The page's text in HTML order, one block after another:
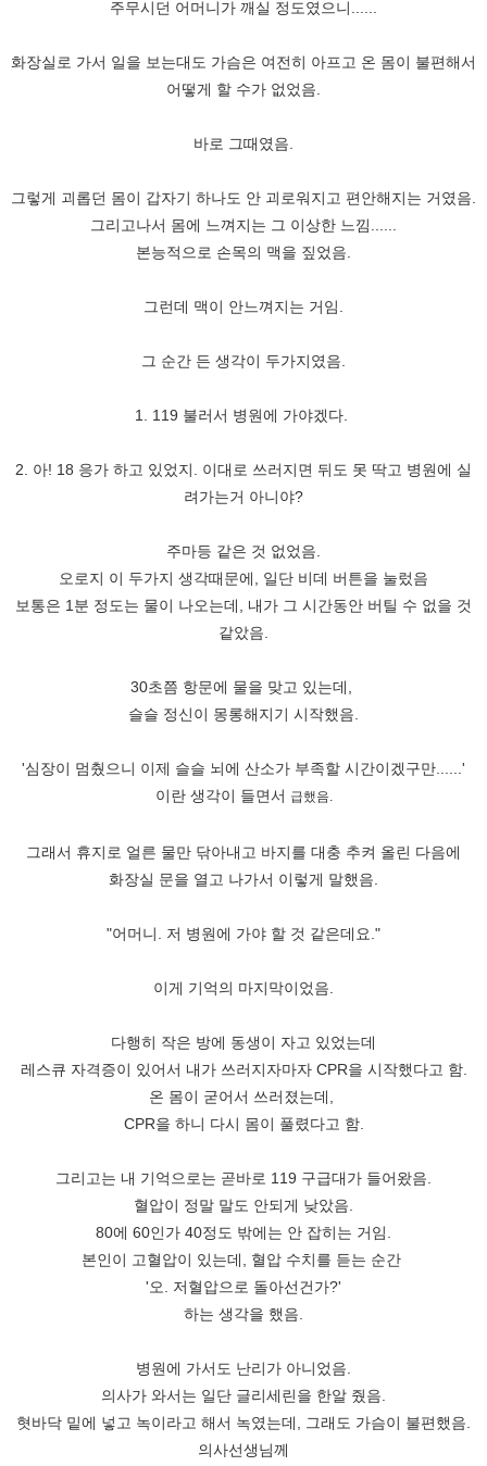
주무시던 어머니가 깨실 정도였으니......
화장실로 가서 일을 보는대도 가슴은 여전히 아프고 온 몸이 불편해서
어떻게 할 수가 없었음.
바로 그때였음.
그렇게 괴롭던 몸이 갑자기 하나도 안 괴로워지고 편안해지는 거였음.
그리고나서 몸에 느껴지는 그 이상한 느낌......
본능적으로 손목의 맥을 짚었음.
그런데 맥이 안느껴지는 거임.
그 순간 든 생각이 두가지였음.
1. 119 불러서 병원에 가야겠다.
2. 아! 18 응가 하고 있었지. 이대로 쓰러지면 뒤도 못 딱고 병원에 실
려가는거 아니야?
주마등 같은 것 없었음.
오로지 이 두가지 생각때문에, 일단 비데 버튼을 눌렀음
보통은 1분 정도는 물이 나오는데, 내가 그 시간동안 버틸 수 없을 것
같았음.
30초쯤 항문에 물을 맞고 있는데,
슬슬 정신이 몽롱해지기 시작했음.
'심장이 멈췄으니 이제 슬슬 뇌에 산소가 부족할 시간이겠구만......'
이란 생각이 들면서 급했음.
그래서 휴지로 얼른 물만 닦아내고 바지를 대충 추켜 올린 다음에
화장실 문을 열고 나가서 이렇게 말했음.
"어머니. 저 병원에 가야 할 것 같은데요."
이게 기억의 마지막이었음.
다행히 작은 방에 동생이 자고 있었는데
레스큐 자격증이 있어서 내가 쓰러지자마자 CPR을 시작했다고 함.
온 몸이 굳어서 쓰러졌는데,
CPR을 하니 다시 몸이 풀렸다고 함.
그리고는 내 기억으로는 곧바로 119 구급대가 들어왔음.
혈압이 정말 말도 안되게 낮았음.
80에 60인가 40정도 밖에는 안 잡히는 거임.
본인이 고혈압이 있는데, 혈압 수치를 듣는 순간
'오. 저혈압으로 돌아선건가?'
하는 생각을 했음.
병원에 가서도 난리가 아니었음.
의사가 와서는 일단 글리세린을 한알 줬음.
혓바닥 밑에 넣고 녹이라고 해서 녹였는데, 그래도 가슴이 불편했음.
의사선생님께